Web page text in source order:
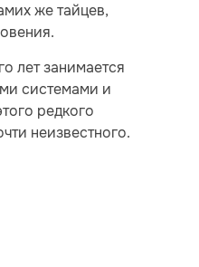
же тайцев,
лет занимается
системами и
редкого
неизвестного.